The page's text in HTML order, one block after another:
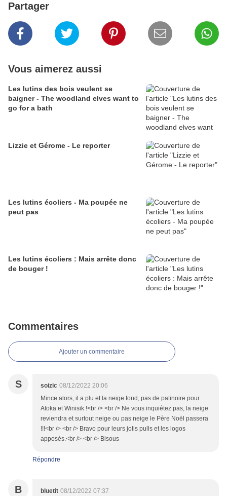
Partager
Vous aimerez aussi
Les lutins des bois veulent se
baigner - The woodland elves want to
go for a bath
Lizzie et Gérome - Le reporter
Les lutins écoliers - Ma poupée ne
peut pas
Les lutins écoliers : Mais arrête donc
de bouger !
Commentaires
Ajouter un commentaire
S soizic 08/12/2022 20:06
Mince alors, il a plu et la neige fond, pas de patinoire pour
Atoka et Winisik !<br /> <br /> Ne vous inquiétez pas, la neige
reviendra et surtout neige ou pas neige le Père Noël passera
!!!<br /> <br /> Bravo pour leurs jolis pulls et les logos
apposés.<br /> <br /> Bisous
Répondre
B bluetit 08/12/2022 07:37